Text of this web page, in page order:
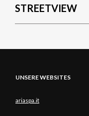
STREETVIEW
UNSERE WEBSITES
ariaspa.it